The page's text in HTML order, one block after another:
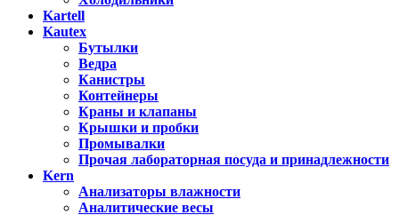
Kartell
Kautex
Бутылки
Ведра
Канистры
Контейнеры
Краны и клапаны
Крышки и пробки
Промывалки
Прочая лабораторная посуда и принадлежности
Kern
Анализаторы влажности
Аналитические весы